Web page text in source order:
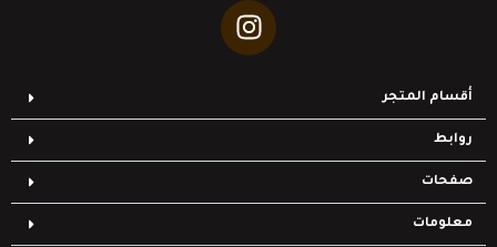
أقسام المتجر
روابط
صفحات
معلومات